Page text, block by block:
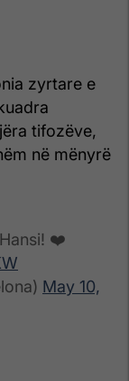
zyrtare e
tifozëve,
në mënyrë
❤️
May 10,